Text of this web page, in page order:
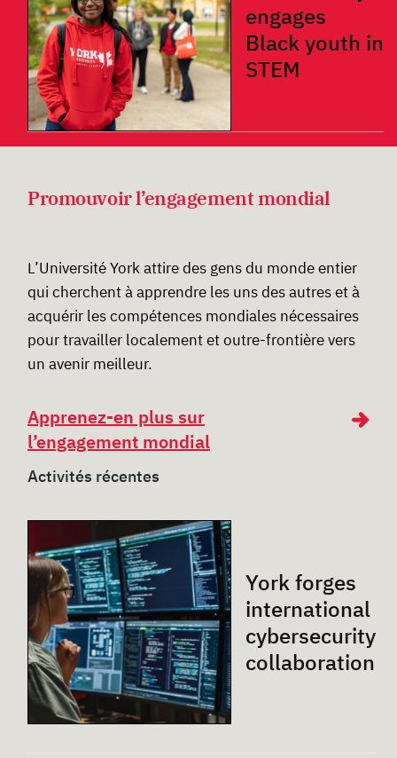
engages
Black youth in
STEM
Promouvoir l’engagement mondial
L’Université York attire des gens du monde entier
qui cherchent à apprendre les uns des autres et à
acquérir les compétences mondiales nécessaires
pour travailler localement et outre-frontière vers
un avenir meilleur.
Apprenez-en plus sur
l’engagement mondial
Activités récentes
York forges
international
cybersecurity
collaboration